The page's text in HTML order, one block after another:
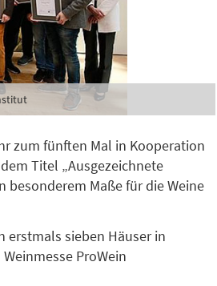
zum fünften Mal in Kooperation
Titel „Ausgezeichnete
besonderem Maße für die Weine
erstmals sieben Häuser in
ProWein